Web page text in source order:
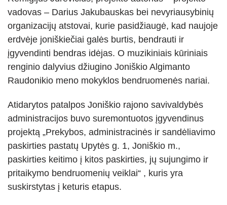
VIRTIENIŲ RAITYMO EDUKACIJA
KREPŠINIO LEGENDOS ATGYJA JONIŠKYJE
KLECKŲ PUOTA
LAUMĖS TAKAIS Į SAVO VIDINĮ PASAULĮ
SKAISTGIRĮ
vadovas – Darius Jakubauskas bei nevyriausybinių
organizacijų atstovai, kurie pasidžiaugė, kad naujoje
erdvėje joniškiečiai galės burtis, bendrauti ir
įgyvendinti bendras idėjas. O muzikiniais kūriniais
renginio dalyvius džiugino Joniškio Algimanto
Raudonikio meno mokyklos bendruomenės nariai.
Atidarytos patalpos Joniškio rajono savivaldybės
administracijos buvo suremontuotos įgyvendinus
projektą „Prekybos, administracinės ir sandėliavimo
paskirties pastatų Upytės g. 1, Joniškio m.,
paskirties keitimo į kitos paskirties, jų sujungimo ir
pritaikymo bendruomenių veiklai“ , kuris yra
suskirstytas į keturis etapus.